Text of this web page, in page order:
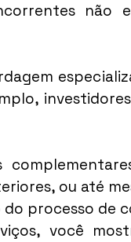
não
ou até
processo de
você